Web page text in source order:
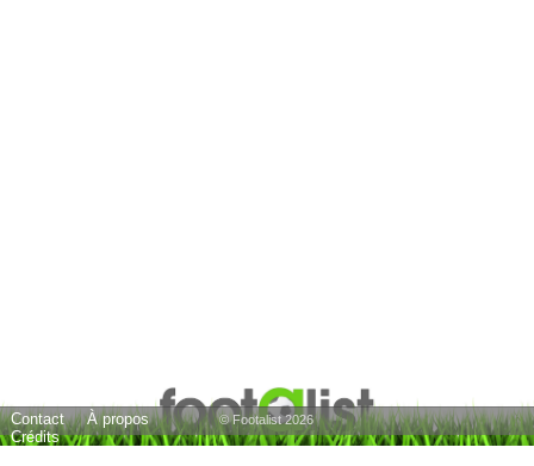
Contact
À propos
Crédits
© Footalist 2026